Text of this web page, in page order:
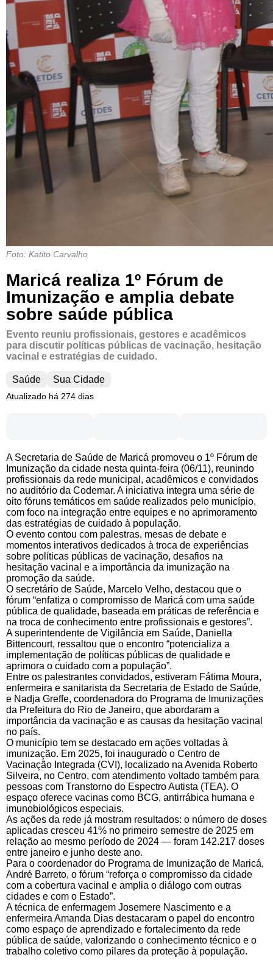
Foto: Katito Carvalho
Maricá realiza 1º Fórum de
Imunização e amplia debate
sobre saúde pública
Evento reuniu profissionais, gestores e acadêmicos
para discutir políticas públicas de vacinação, hesitação
vacinal e estratégias de cuidado.
Saúde Sua Cidade
Atualizado há 274 dias
A Secretaria de Saúde de Maricá promoveu o 1º Fórum de
Imunização da cidade nesta quinta-feira (06/11), reunindo
profissionais da rede municipal, acadêmicos e convidados
no auditório da Codemar. A iniciativa integra uma série de
oito fóruns temáticos em saúde realizados pelo município,
com foco na integração entre equipes e no aprimoramento
das estratégias de cuidado à população.
O evento contou com palestras, mesas de debate e
momentos interativos dedicados à troca de experiências
sobre políticas públicas de vacinação, desafios na
hesitação vacinal e a importância da imunização na
promoção da saúde.
O secretário de Saúde, Marcelo Velho, destacou que o
fórum “enfatiza o compromisso de Maricá com uma saúde
pública de qualidade, baseada em práticas de referência e
na troca de conhecimento entre profissionais e gestores”.
A superintendente de Vigilância em Saúde, Daniella
Bittencourt, ressaltou que o encontro “potencializa a
implementação de políticas públicas de qualidade e
aprimora o cuidado com a população”.
Entre os palestrantes convidados, estiveram Fátima Moura,
enfermeira e sanitarista da Secretaria de Estado de Saúde,
e Nadja Greffe, coordenadora do Programa de Imunizações
da Prefeitura do Rio de Janeiro, que abordaram a
importância da vacinação e as causas da hesitação vacinal
no país.
O município tem se destacado em ações voltadas à
imunização. Em 2025, foi inaugurado o Centro de
Vacinação Integrada (CVI), localizado na Avenida Roberto
Silveira, no Centro, com atendimento voltado também para
pessoas com Transtorno do Espectro Autista (TEA). O
espaço oferece vacinas como BCG, antirrábica humana e
imunobiológicos especiais.
As ações da rede já mostram resultados: o número de doses
aplicadas cresceu 41% no primeiro semestre de 2025 em
relação ao mesmo período de 2024 — foram 142.217 doses
entre janeiro e junho deste ano.
Para o coordenador do Programa de Imunização de Maricá,
André Barreto, o fórum “reforça o compromisso da cidade
com a cobertura vacinal e amplia o diálogo com outras
cidades e com o Estado”.
A técnica de enfermagem Josemere Nascimento e a
enfermeira Amanda Dias destacaram o papel do encontro
como espaço de aprendizado e fortalecimento da rede
pública de saúde, valorizando o conhecimento técnico e o
trabalho coletivo como pilares da proteção à população.